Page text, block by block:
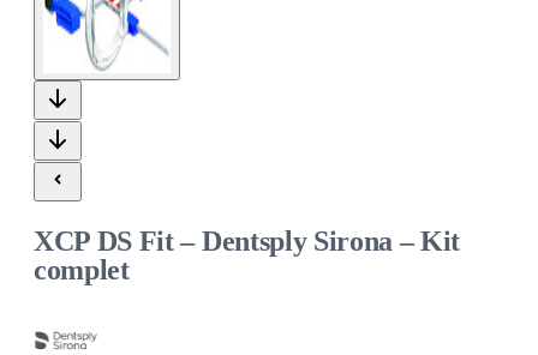
XCP DS Fit – Dentsply Sirona – Kit
complet